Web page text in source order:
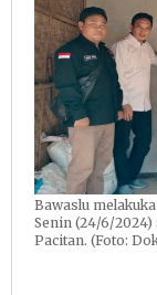
TPS
Bawaslu
Senin (24/6/2024)
Pacitan. (Foto: